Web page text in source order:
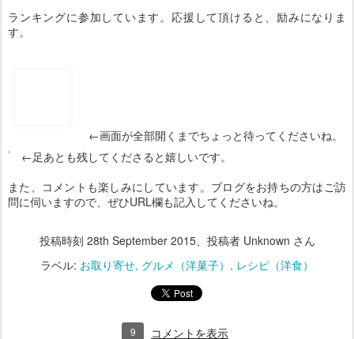
ランキングに参加しています。応援して頂けると、励みになりま
す。
また、コメントも楽しみにしています。ブログをお持ちの方はご訪
問に伺いますので、ぜひURL欄も記入してくださいね。
投稿時刻28th September 2015 、投稿者 Unknown さん
コメントを表示